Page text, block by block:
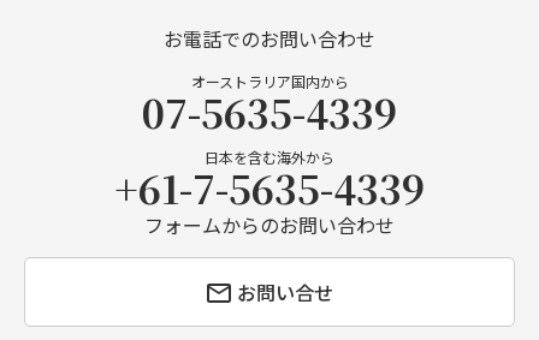
お電話でのお問い合わせ
オーストラリア国内から
07-5635-4339
日本を含む海外から
+61-7-5635-4339
フォームからのお問い合わせ
お問い合せ